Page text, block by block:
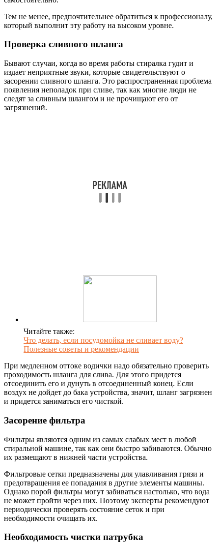
Тем не менее, предпочтительнее обратиться к профессионалу,
который выполнит эту работу на высоком уровне.
Проверка сливного шланга
Бывают случаи, когда во время работы стиралка гудит и
издает неприятные звуки, которые свидетельствуют о
засорении сливного шланга. Это распространенная проблема
появления неполадок при сливе, так как многие люди не
следят за сливным шлангом и не прочищают его от
загрязнений.
Читайте также:
Что делать, если посудомойка не сливает воду?
Полезные советы и рекомендации
При медленном оттоке водички надо обязательно проверить
проходимость шланга для слива. Для этого придется
отсоединить его и дунуть в отсоединенный конец. Если
воздух не дойдет до бака устройства, значит, шланг загрязнен
и придется заниматься его чисткой.
Засорение фильтра
Фильтры являются одним из самых слабых мест в любой
стиральной машине, так как они быстро забиваются. Обычно
их размещают в нижней части устройства.
Фильтровые сетки предназначены для улавливания грязи и
предотвращения ее попадания в другие элементы машины.
Однако порой фильтры могут забиваться настолько, что вода
не может пройти через них. Поэтому эксперты рекомендуют
периодически проверять состояние сеток и при
необходимости очищать их.
Необходимость чистки патрубка